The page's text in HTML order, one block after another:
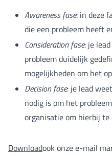
Awareness fase: in deze
die een probleem heeft
Consideration fase: je
probleem duidelijk
mogelijkheden om het
Decision fase: je lead
nodig is om het
organisatie om hierbij te
Downloadook onze e-mail